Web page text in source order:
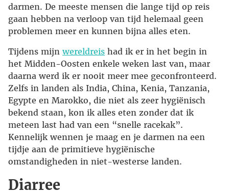
darmen. De meeste mensen die lange tijd op reis
gaan hebben na verloop van tijd helemaal geen
problemen meer en kunnen bijna alles eten.
Tijdens mijn wereldreis had ik er in het begin in
het Midden-Oosten enkele weken last van, maar
daarna werd ik er nooit meer mee geconfronteerd.
Zelfs in landen als India, China, Kenia, Tanzania,
Egypte en Marokko, die niet als zeer hygiënisch
bekend staan, kon ik alles eten zonder dat ik
meteen last had van een “snelle racekak”.
Kennelijk wennen je maag en je darmen na een
tijdje aan de primitieve hygiënische
omstandigheden in niet-westerse landen.
Diarree